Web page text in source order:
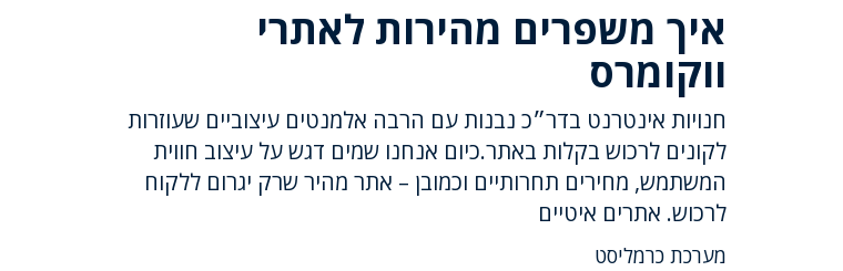
איך משפרים מהירות לאתרי
ווקומרס
חנויות אינטרנט בדר״כ נבנות עם הרבה אלמנטים עיצוביים שעוזרות
לקונים לרכוש בקלות באתר.כיום אנחנו שמים דגש על עיצוב חווית
המשתמש, מחירים תחרותיים וכמובן – אתר מהיר שרק יגרום ללקוח
לרכוש. אתרים איטיים
מערכת כרמליסט